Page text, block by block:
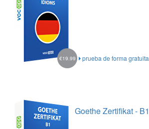
prueba de forma gratuita
€19.99
Goethe Zertifikat - B1